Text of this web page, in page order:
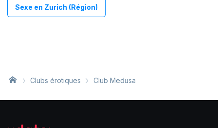
Sexe en Zurich (Région)
Clubs érotiques Club Medusa